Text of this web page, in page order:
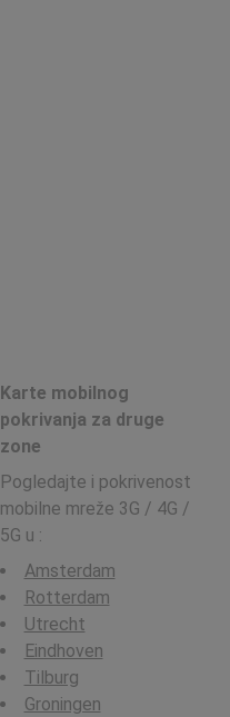
Karte mobilnog
pokrivanja za druge
zone
Pogledajte i pokrivenost
mobilne mreže 3G / 4G /
5G u :
Amsterdam
Rotterdam
Utrecht
Eindhoven
Tilburg
Groningen